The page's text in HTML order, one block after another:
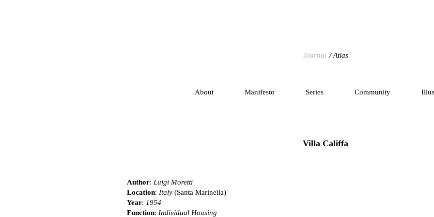
Journal Atlas
About Manifesto Series Community
Villa Califfa
Author: Luigi Moretti
Location: Italy (Santa Marinella)
Year: 1954
Function: Individual Housing